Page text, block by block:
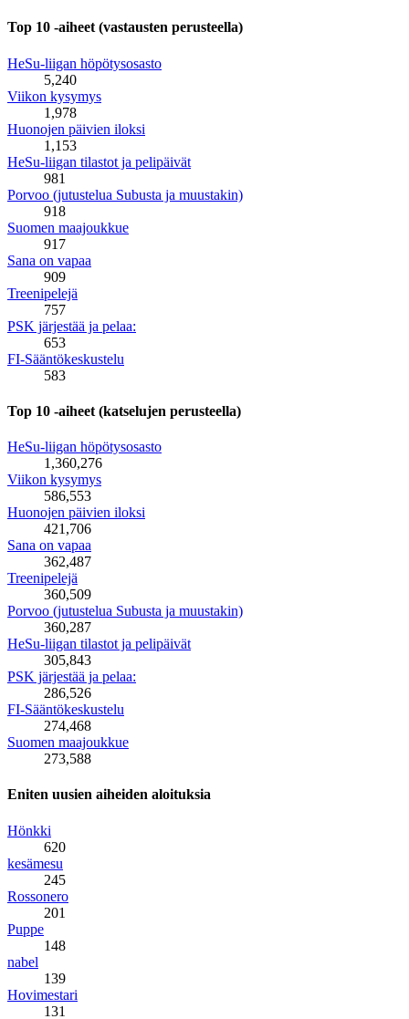
Top 10 -aiheet (vastausten perusteella)
HeSu-liigan höpötysosasto
5,240
Viikon kysymys
1,978
Huonojen päivien iloksi
1,153
HeSu-liigan tilastot ja pelipäivät
981
Porvoo (jutustelua Subusta ja muustakin)
918
Suomen maajoukkue
917
Sana on vapaa
909
Treenipelejä
757
PSK järjestää ja pelaa:
653
FI-Sääntökeskustelu
583
Top 10 -aiheet (katselujen perusteella)
HeSu-liigan höpötysosasto
1,360,276
Viikon kysymys
586,553
Huonojen päivien iloksi
421,706
Sana on vapaa
362,487
Treenipelejä
360,509
Porvoo (jutustelua Subusta ja muustakin)
360,287
HeSu-liigan tilastot ja pelipäivät
305,843
PSK järjestää ja pelaa:
286,526
FI-Sääntökeskustelu
274,468
Suomen maajoukkue
273,588
Eniten uusien aiheiden aloituksia
Hönkki
620
kesämesu
245
Rossonero
201
Puppe
148
nabel
139
Hovimestari
131